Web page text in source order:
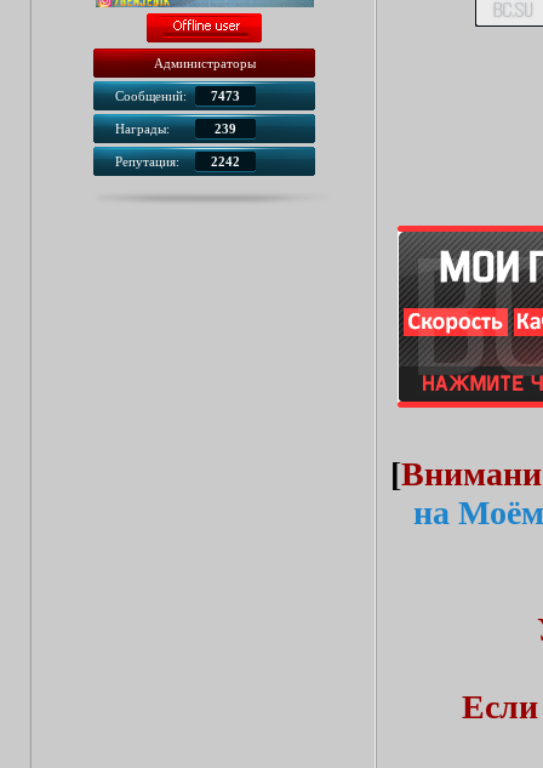
Администраторы
Сообщений: 7473
Награды: 239
Репутация: 2242
[
на
Если